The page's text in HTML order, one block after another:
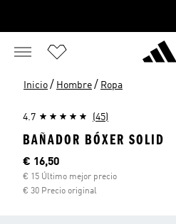
Inicio / Hombre / Ropa
4.7 (45)
BAÑADOR BÓXER SOLID
Precio actual
€ 16,50
€ 15 Último mejor precio
€ 30 Precio original